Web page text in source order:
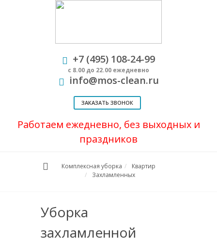
+7 (495) 108-24-99
с 8.00 до 22.00 ежедневно
info@mos-clean.ru
ЗАКАЗАТЬ ЗВОНОК
Работаем ежедневно, без выходных и
праздников
Комплексная уборка
Квартир
Захламленных
Уборка
захламленной